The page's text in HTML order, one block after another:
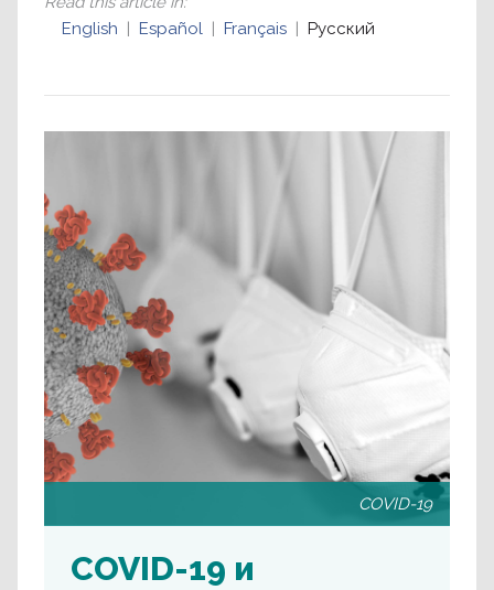
English
Español Français Русский
COVID-19
COVID-19 и